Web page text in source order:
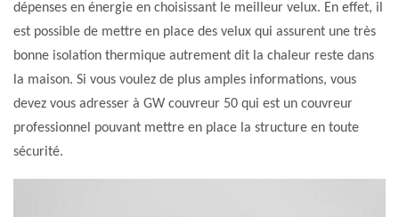
dépenses en énergie en choisissant le meilleur velux. En effet, il
est possible de mettre en place des velux qui assurent une très
bonne isolation thermique autrement dit la chaleur reste dans
la maison. Si vous voulez de plus amples informations, vous
devez vous adresser à GW couvreur 50 qui est un couvreur
professionnel pouvant mettre en place la structure en toute
sécurité.